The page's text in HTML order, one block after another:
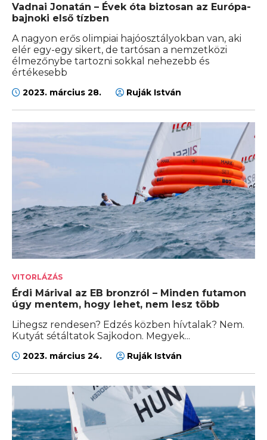
Vadnai Jonatán – Évek óta biztosan az Európa-
bajnoki első tízben
A nagyon erős olimpiai hajóosztályokban van, aki
elér egy-egy sikert, de tartósan a nemzetközi
élmezőnybe tartozni sokkal nehezebb és
értékesebb
2023. március 28. Ruják István
VITORLÁZÁS
Érdi Márival az EB bronzról – Minden futamon
úgy mentem, hogy lehet, nem lesz több
Lihegsz rendesen? Edzés közben hívtalak? Nem.
Kutyát sétáltatok Sajkodon. Megyek...
2023. március 24. Ruják István